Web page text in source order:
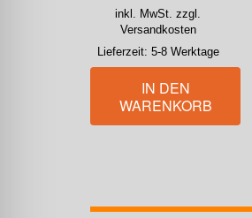
inkl. MwSt. zzgl.
Versandkosten
Lieferzeit: 5-8 Werktage
IN DEN
WARENKORB